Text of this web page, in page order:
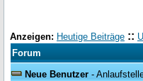
Anzeigen: Heutige Beiträge ::
Forum
Neue Benutzer -